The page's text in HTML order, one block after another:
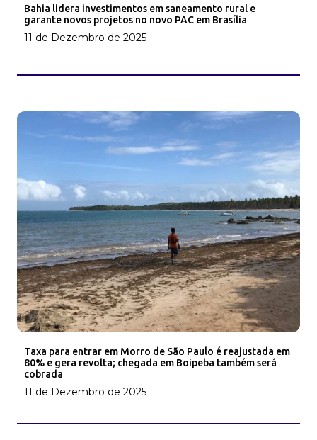
Bahia lidera investimentos em saneamento rural e
garante novos projetos no novo PAC em Brasília
11 de Dezembro de 2025
Taxa para entrar em Morro de São Paulo é reajustada em
80% e gera revolta; chegada em Boipeba também será
cobrada
11 de Dezembro de 2025